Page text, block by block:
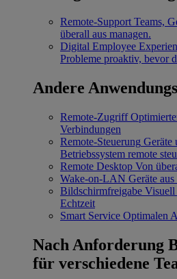
Remote-Support Teams,
überall aus managen.
Digital Employee
Probleme proaktiv, bevor
Andere
Remote-Zugriff
Verbindungen
Remote-Steuerung Geräte
Betriebssystem remote
Remote Desktop Von
Wake-on-LAN Geräte
Bildschirmfreigabe Visuell
Echtzeit
Smart Service Optimalen
Nach Anforderung
für verschiedene